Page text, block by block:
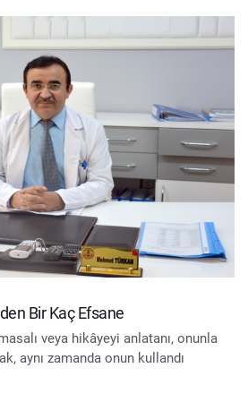
Bir Kaç Efsane
veya hikâyeyi anlatanı, onunla
aynı zamanda onun kullandı